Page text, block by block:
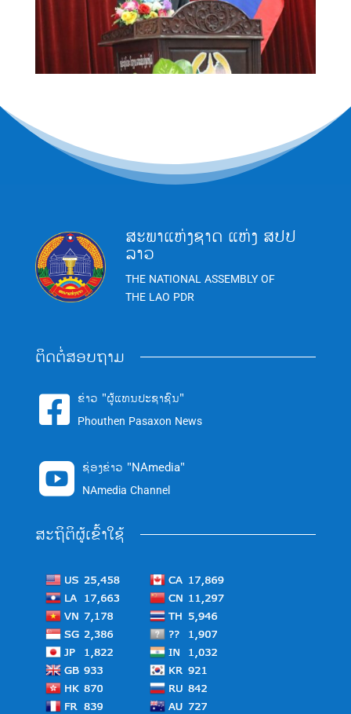
ສະພາແຫ່ງຊາດ ແຫ່ງ ສປປ
ລາວ
THE NATIONAL ASSEMBLY OF
THE LAO PDR
ຕິດຕໍ່ສອບຖາມ
 ຂ່າວ "ຜູ້ແທນປະຊາຊົນ"
Phouthen Pasaxon News
 ຊ່ອງຂ່າວ "NAmedia"
NAmedia Channel
ສະຖິຕິຜູ້ເຂົ້າໃຊ້